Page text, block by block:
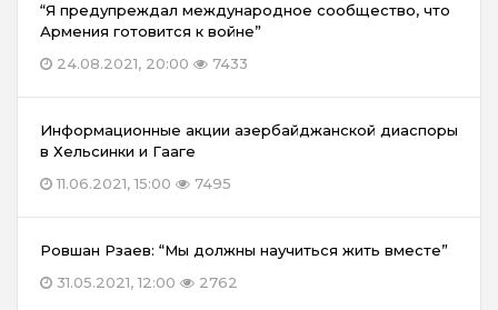
“Я предупреждал международное сообщество, что
Армения готовится к войне”
24.08.2021, 20:00
7433
Информационные акции азербайджанской диаспоры
в Хельсинки и Гааге
11.06.2021, 15:00
7495
Ровшан Рзаев: “Мы должны научиться жить вместе”
31.05.2021, 12:00
2762